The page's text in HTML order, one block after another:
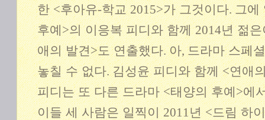
한<후아유-학교2015>가 그것이다.그에
후예>의 이응복 피디와 함께2014년 젊
애의 발견>도 연출했다.아,드라마 스페
놓칠 수 없다.김성윤 피디와 함께<연애
피디는 또 다른 드라마<태양의 후예>에
이들 세 사람은 일찍이2011년<드림 하